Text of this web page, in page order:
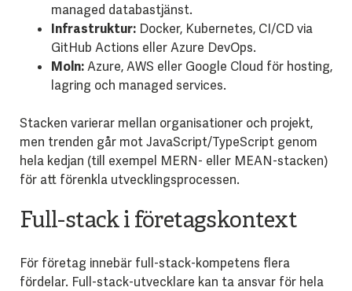
managed databastjänst.
Infrastruktur:Docker, Kubernetes, CI/CD via
GitHub Actions eller Azure DevOps.
Moln:Azure, AWS eller Google Cloud för hosting,
lagring och managed services.
Stacken varierar mellan organisationer och projekt,
men trenden går mot JavaScript/TypeScript genom
hela kedjan (till exempel MERN- eller MEAN-stacken)
för att förenkla utvecklingsprocessen.
Full-stack i företagskontext
För företag innebär full-stack-kompetens flera
fördelar. Full-stack-utvecklare kan ta ansvar för hela